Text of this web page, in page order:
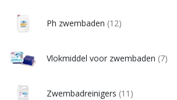
Ph zwembaden (12)
Vlokmiddel voor zwembaden (7)
Zwembadreinigers (11)